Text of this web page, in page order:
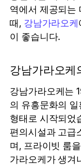
역에서 제공되는
때, 강남가라오케
이 좋습니다.
강남가라오케
강남가라오케는
의 유흥문화의
형태로 시작되었
편의시설과 고급
며, 프라이빗 룸
가라오케가 생겨